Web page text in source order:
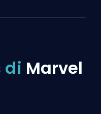
di Marvel